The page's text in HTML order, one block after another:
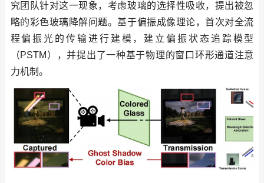
究团队针对这一现象，考虑玻璃的选择性吸收，提出被忽
略的彩色玻璃降解问题。基于偏振成像理论，首次对全流
程偏振光的传输进行建模，建立偏振状态追踪模型
（PSTM），并提出了一种基于物理的窗口环形通道注意
力机制。